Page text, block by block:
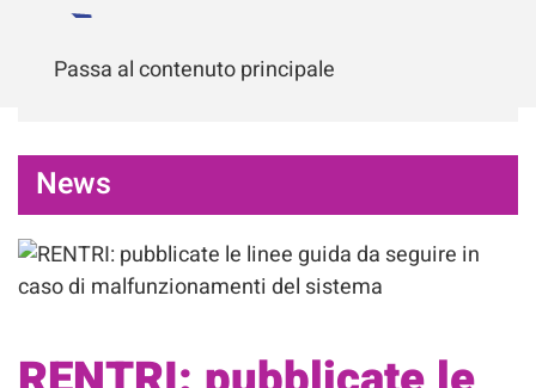
Passa al contenuto principale
News